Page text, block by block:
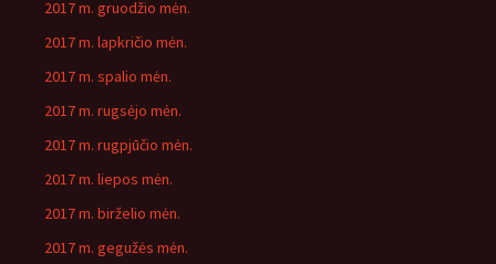
2017 m. gruodžio mėn.
2017 m. lapkričio mėn.
2017 m. spalio mėn.
2017 m. rugsėjo mėn.
2017 m. rugpjūčio mėn.
2017 m. liepos mėn.
2017 m. birželio mėn.
2017 m. gegužės mėn.